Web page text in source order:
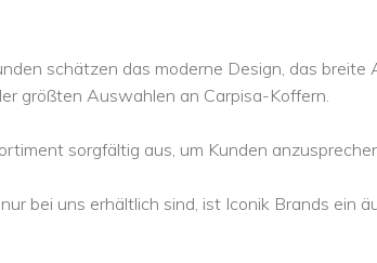
schätzen das moderne Design, das breite
größten Auswahlen an Carpisa-Koffern.
sorgfältig aus, um Kunden
bei uns erhältlich sind, ist Iconik Brands ein